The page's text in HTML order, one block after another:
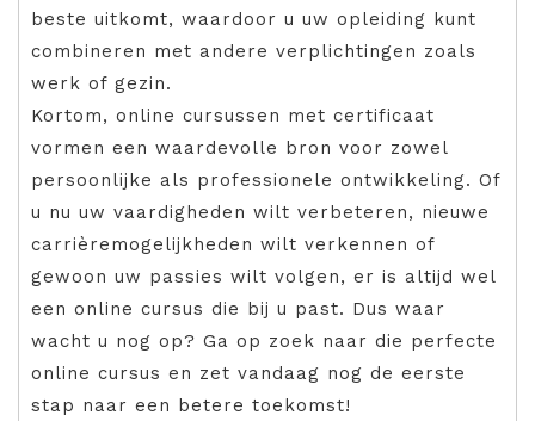
beste uitkomt, waardoor u uw opleiding kunt
combineren met andere verplichtingen zoals
werk of gezin.
Kortom, online cursussen met certificaat
vormen een waardevolle bron voor zowel
persoonlijke als professionele ontwikkeling. Of
u nu uw vaardigheden wilt verbeteren, nieuwe
carrièremogelijkheden wilt verkennen of
gewoon uw passies wilt volgen, er is altijd wel
een online cursus die bij u past. Dus waar
wacht u nog op? Ga op zoek naar die perfecte
online cursus en zet vandaag nog de eerste
stap naar een betere toekomst!